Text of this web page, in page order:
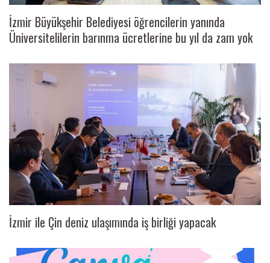
İzmir Büyükşehir Belediyesi öğrencilerin yanında
Üniversitelilerin barınma ücretlerine bu yıl da zam yok
İzmir ile Çin deniz ulaşımında iş birliği yapacak